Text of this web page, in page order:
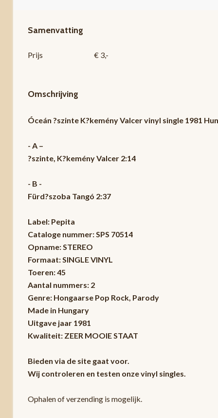
Samenvatting
Prijs € 3,-
Omschrijving
Óceán ?szinte K?kemény Valcer vinyl single 1981
- A –
?szinte, K?kemény Valcer 2:14
- B -
Fürd?szoba Tangó 2:37
Label: Pepita
Cataloge nummer: SPS 70514
Opname: STEREO
Formaat: SINGLE VINYL
Toeren: 45
Aantal nummers: 2
Genre: Hongaarse Pop Rock, Parody
Made in Hungary
Uitgave jaar 1981
Kwaliteit: ZEER MOOIE STAAT
Bieden via de site gaat voor.
Wij controleren en testen onze vinyl singles.
Ophalen of verzending is mogelijk.